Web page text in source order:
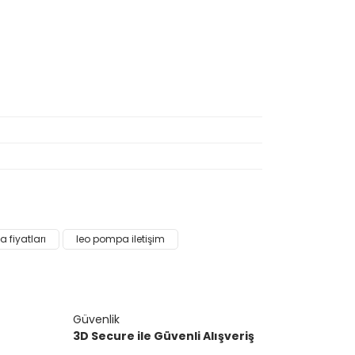
tarafımıza iletebilirsiniz.
fiyatları
leo pompa iletişim
Güvenlik
3D Secure ile Güvenli Alışveriş